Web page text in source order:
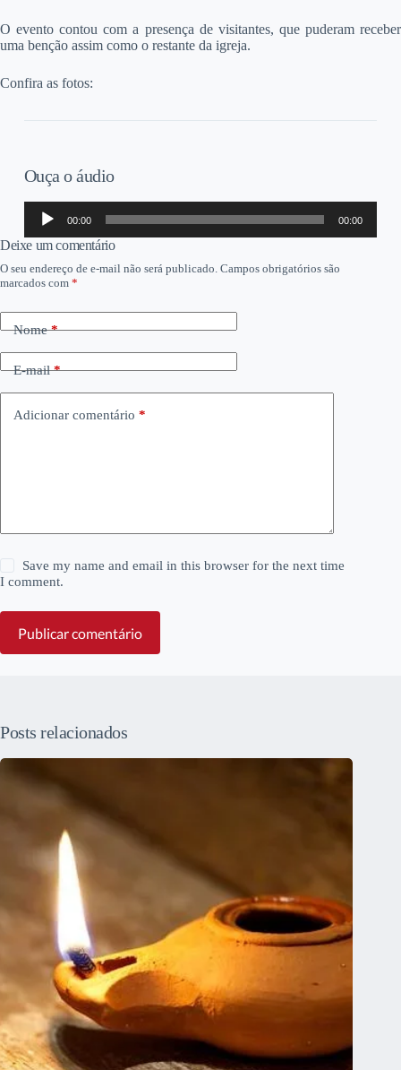
O evento contou com a presença de visitantes, que puderam receber
uma benção assim como o restante da igreja.
Confira as fotos:
Ouça o áudio
Tocador
áudio
00:00 00:00
Deixe um comentário
O seu endereço de e-mail não será publicado. Campos obrigatórios são
marcados com *
Nome*
E-mail*
Adicionar comentário *
Save my name and email in this browser for the next time
I comment.
Publicar comentário
Posts relacionados